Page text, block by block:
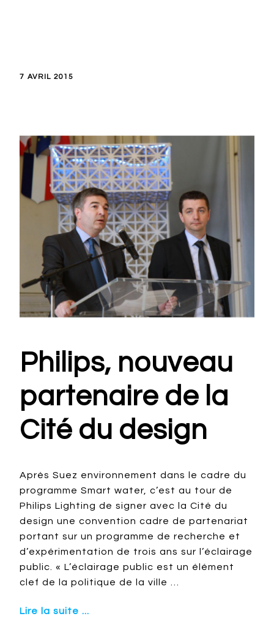
7 AVRIL 2015
Philips, nouveau
partenaire de la
Cité du design
Après Suez environnement dans le cadre du
programme Smart water, c’est au tour de
Philips Lighting de signer avec la Cité du
design une convention cadre de partenariat
portant sur un programme de recherche et
d’expérimentation de trois ans sur l’éclairage
public. « L’éclairage public est un élément
clef de la politique de la ville …
Lire la suite ...